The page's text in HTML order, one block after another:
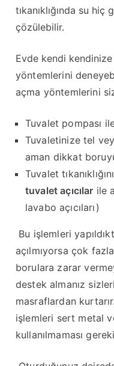
tıkanıklığında su
çözülebilir.
Evde kendi kendinize
yöntemlerini
açma yöntemlerini
Tuvalet pompası
Tuvaletinize tel
aman dikkat
Tuvalet tıkanıklığını
tuvalet açıcılar ile
lavabo açıcıları)
Bu işlemleri
açılmıyorsa çok
borulara zarar
destek almanız
masraflardan kurtarır.
işlemleri sert metal
kullanılmaması